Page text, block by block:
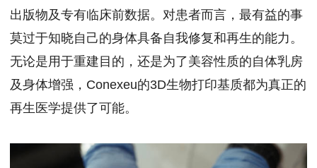
出版物及专有临床前数据。对患者而言，最有益的事
莫过于知晓自己的身体具备自我修复和再生的能力。
无论是用于重建目的，还是为了美容性质的自体乳房
及身体增强，Conexeu的3D生物打印基质都为真正的
再生医学提供了可能。